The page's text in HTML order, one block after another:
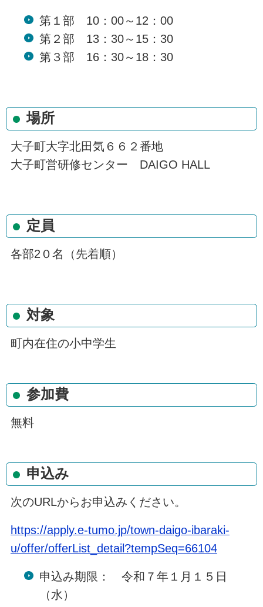
第１部 10：00～12：00
第２部 13：30～15：30
第３部 16：30～18：30
場所
大子町大字北田気６６２番地
大子町営研修センター DAIGO HALL
定員
各部2０名（先着順）
対象
町内在住の小中学生
参加費
無料
申込み
次のURLからお申込みください。
https://apply.e-tumo.jp/town-daigo-ibaraki-
u/offer/offerList_detail?tempSeq=66104
申込み期限： 令和７年１月１５日
（水）